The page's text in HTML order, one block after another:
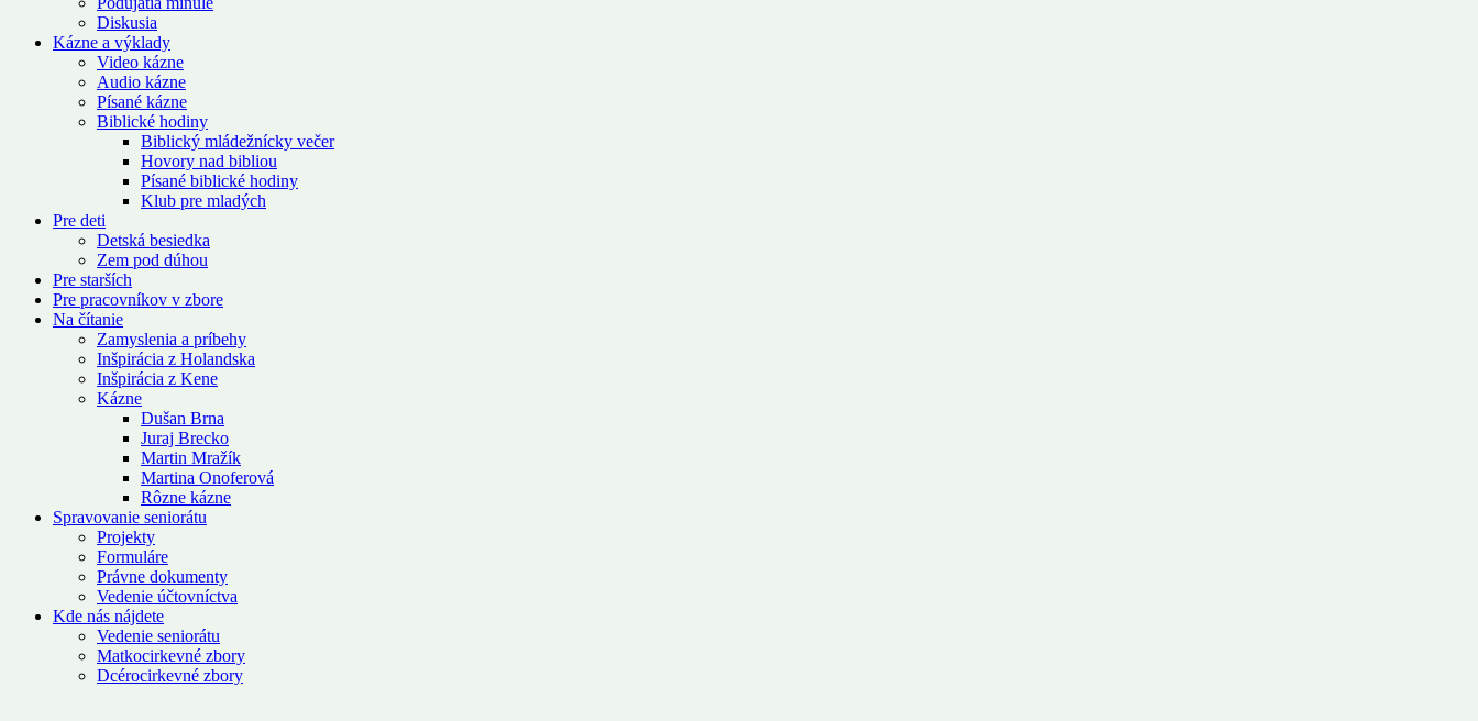
Diskusia
Kázne a výklady
Video kázne
Audio kázne
Písané kázne
Biblické hodiny
Biblický mládežnícky večer
Hovory nad bibliou
Písané biblické hodiny
Klub pre mladých
Pre deti
Detská besiedka
Zem pod dúhou
Pre starších
Pre pracovníkov v zbore
Na čítanie
Zamyslenia a príbehy
Inšpirácia z Holandska
Inšpirácia z Kene
Kázne
Dušan Brna
Juraj Brecko
Martin Mražík
Martina Onoferová
Rôzne kázne
Spravovanie seniorátu
Projekty
Formuláre
Právne dokumenty
Vedenie účtovníctva
Kde nás nájdete
Vedenie seniorátu
Matkocirkevné zbory
Dcérocirkevné zbory